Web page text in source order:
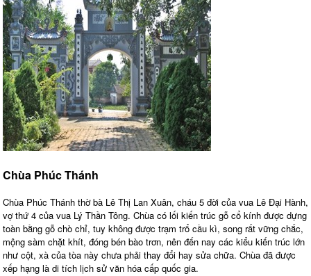
Chùa Phúc Thánh
Chùa Phúc Thánh thờ bà Lê Thị Lan Xuân, cháu 5 đời của vua Lê Đại Hành,
vợ thứ 4 của vua Lý Thần Tông. Chùa có lối kiến trúc gỗ cổ kính được dựng
toàn bằng gỗ chò chỉ, tuy không được trạm trổ cầu kì, song rất vững chắc,
mộng sàm chặt khít, đóng bén bào trơn, nên đến nay các kiểu kiến trúc lớn
như cột, xà của tòa này chưa phải thay đổi hay sửa chữa. Chùa đã được
xếp hạng là di tích lịch sử văn hóa cấp quốc gia.